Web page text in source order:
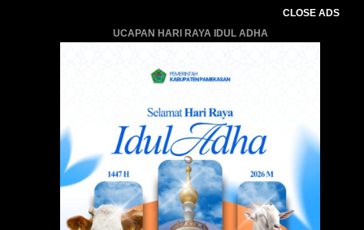
CLOSE ADS
UCAPAN HARI RAYA IDUL ADHA